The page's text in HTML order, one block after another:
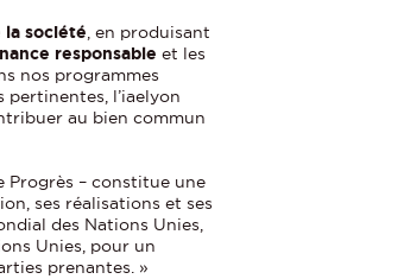
la société , en produisant
responsableet les
nos programmes
l’iaelyon
au bien commun
Progrès – constitue une
ses réalisations et ses
des Nations Unies,
Unies, pour un
prenantes. »